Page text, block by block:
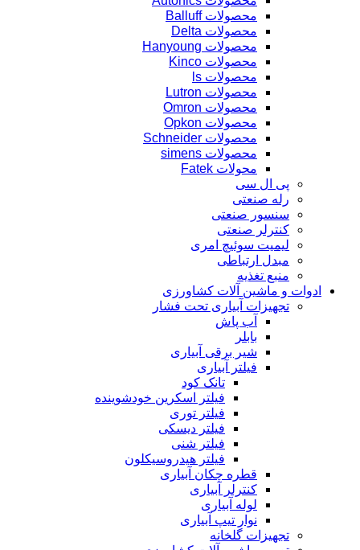
محصولات Balluff
محصولات Delta
محصولات Hanyoung
محصولات Kinco
محصولات ls
محصولات Lutron
محصولات Omron
محصولات Opkon
محصولات Schneider
محصولات simens
محولات Fatek
پی ال سی
رله صنعتی
سنسور صنعتی
کنترلر صنعتی
لیمیت سوئیچ امری
مبدل ارتباطی
منبع تغذیه
ادوات و ماشین آلات کشاورزی
تجهیزات آبیاری تحت فشار
آب پاش
بابلر
شیر برقی آبیاری
فیلتر آبیاری
تانک کود
فیلتر اسکرین خودشوینده
فیلتر توری
فیلتر دیسکی
فیلتر شنی
فیلتر هیدروسیکلون
قطره چکان آبیاری
کنترلر آبیاری
لوله آبیاری
نوار تیپ آبیاری
تجهیزات گلخانه